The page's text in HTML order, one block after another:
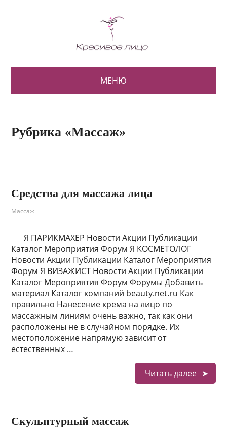
МЕНЮ
Рубрика «Массаж»
Средства для массажа лица
Массаж
Я ПАРИКМАХЕР Новости Акции Публикации
Каталог Мероприятия Форум Я КОСМЕТОЛОГ
Новости Акции Публикации Каталог Мероприятия
Форум Я ВИЗАЖИСТ Новости Акции Публикации
Каталог Мероприятия Форум Форумы Добавить
материал Каталог компаний beauty.net.ru Как
правильно Нанесение крема на лицо по
массажным линиям очень важно, так как они
расположены не в случайном порядке. Их
местоположение напрямую зависит от
естественных …
Читать далее
Скульптурный массаж